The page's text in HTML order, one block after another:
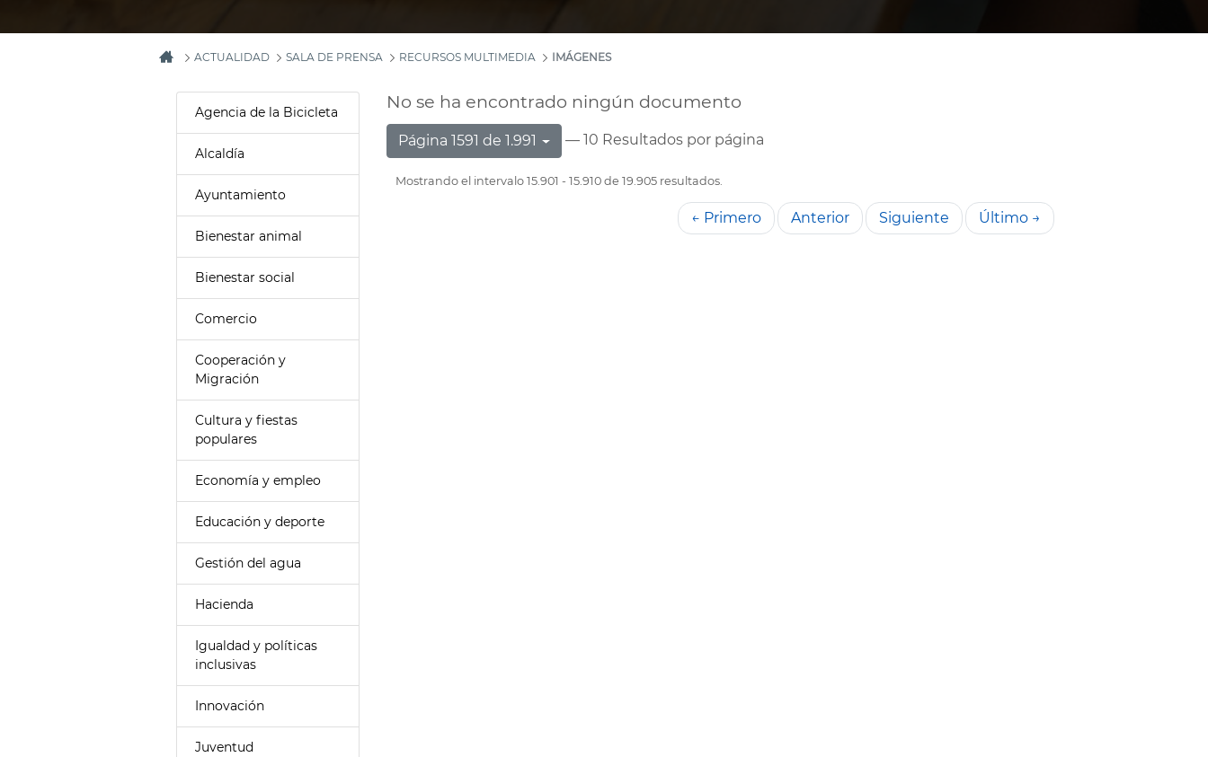
ACTUALIDAD SALA DE PRENSA RECURSOS MULTIMEDIA IMÁGENES
Agencia de la Bicicleta
Alcaldía
Ayuntamiento
Bienestar animal
Bienestar social
Comercio
Cooperación y
Migración
Cultura y fiestas
populares
Economía y empleo
Educación y deporte
Gestión del agua
Hacienda
Igualdad y políticas
inclusivas
Innovación
Juventud
No se ha encontrado ningún documento
Página 1591 de 1.991 — 10 Resultados por página
Mostrando el intervalo 15.901 - 15.910 de 19.905 resultados.
← Primero Anterior Siguiente Último →